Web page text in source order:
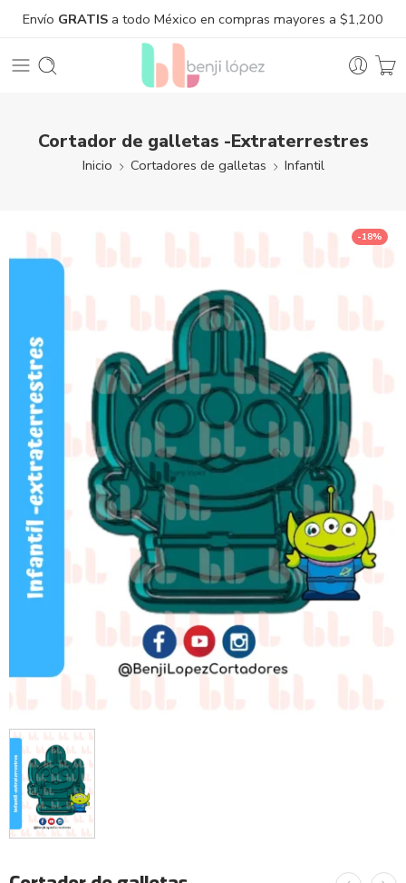
Envío GRATIS a todo México en compras mayores a $1,200
Cortador de galletas -Extraterrestres
Inicio Cortadores de galletas Infantil
-18%